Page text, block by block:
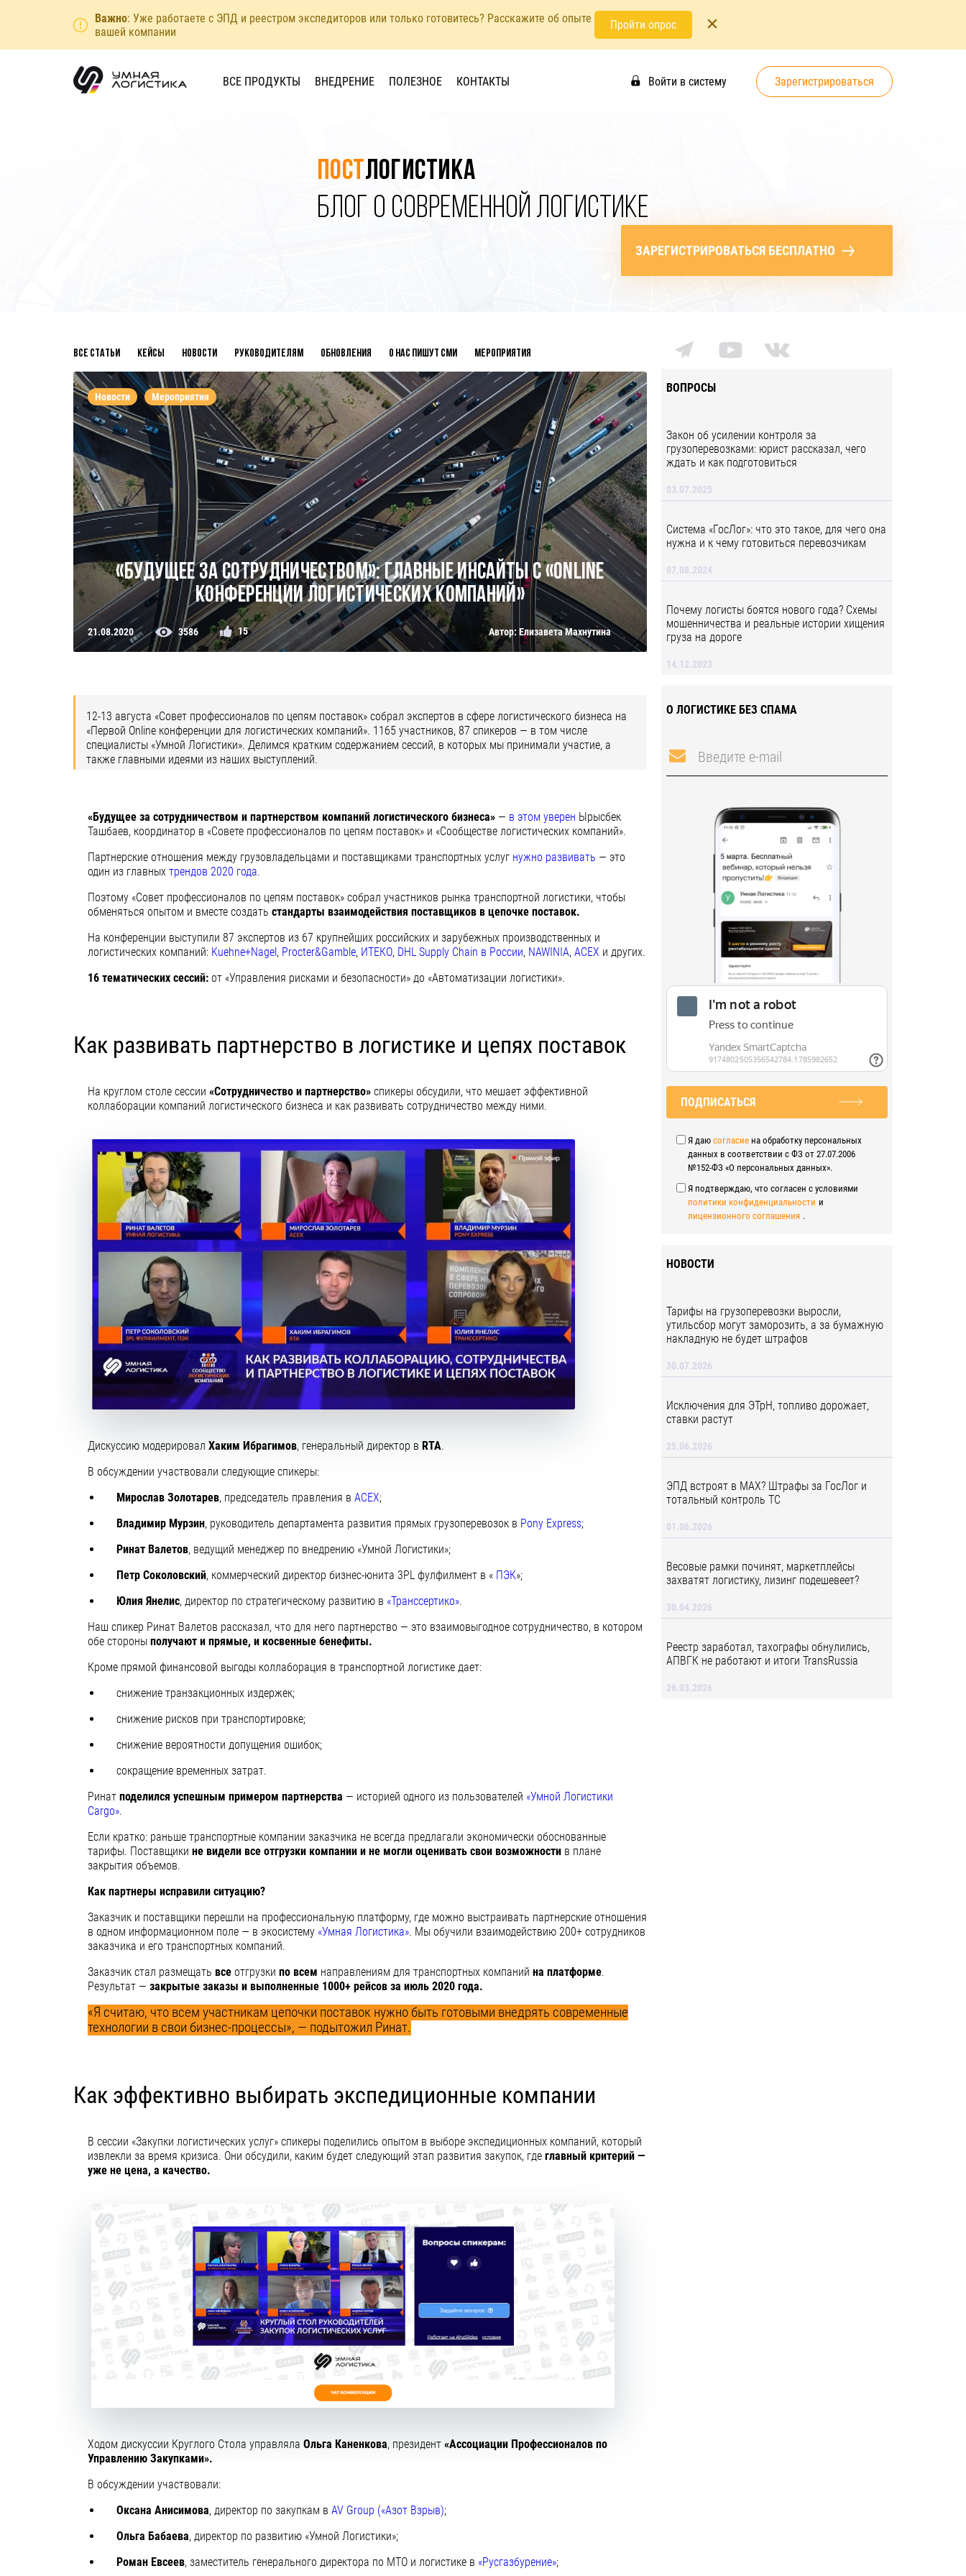
Важно: Уже работаете с ЭПД и реестром экспедиторов или только готовитесь? Расскажите об опыте
вашей компании
Пройти опрос
ВСЕ ПРОДУКТЫ ВНЕДРЕНИЕ ПОЛЕЗНОЕ КОНТАКТЫ Войти в систему Зарегистрироваться
Пост логистика
БЛОГ О СОВРЕМЕННОЙ ЛОГИСТИКЕ
ЗАРЕГИСТРИРОВАТЬСЯ БЕСПЛАТНО
Все статьи Кейсы Новости Руководителям Обновления О нас пишут СМИ Мероприятия
Новости Мероприятия
«Будущее за сотрудничеством»: главные инсайты с «Online
конференции логистических компаний»
21.08.2020 3586 15 Автор: Елизавета Махнутина
12-13 августа «Совет профессионалов по цепям поставок» собрал экспертов в сфере логистического бизнеса на
«Первой Online конференции для логистических компаний». 1165 участников, 87 спикеров — в том числе
специалисты «Умной Логистики». Делимся кратким содержанием сессий, в которых мы принимали участие, а
также главными идеями из наших выступлений.
«Будущее за сотрудничеством и партнерством компаний логистического бизнеса» — в этом уверен Ырысбек
Ташбаев, координатор в «Совете профессионалов по цепям поставок» и «Сообществе логистических компаний».
Партнерские отношения между грузовладельцами и поставщиками транспортных услуг нужно развивать — это
один из главных трендов 2020 года.
Поэтому «Совет профессионалов по цепям поставок» собрал участников рынка транспортной логистики, чтобы
обменяться опытом и вместе создать стандарты взаимодействия поставщиков в цепочке поставок.
На конференции выступили 87 экспертов из 67 крупнейших российских и зарубежных производственных и
логистических компаний: Kuehne+Nagel, Procter&Gamble, ИТЕКО, DHL Supply Chain в России, NAWINIA, ACEX и других.
16 тематических сессий: от «Управления рисками и безопасности» до «Автоматизации логистики».
Как развивать партнерство в логистике и цепях поставок
На круглом столе сессии «Сотрудничество и партнерство» спикеры обсудили, что мешает эффективной
коллаборации компаний логистического бизнеса и как развивать сотрудничество между ними.
Дискуссию модерировал Хаким Ибрагимов, генеральный директор в RTA.
В обсуждении участвовали следующие спикеры:
Мирослав Золотарев, председатель правления в ACEX;
Владимир Мурзин, руководитель департамента развития прямых грузоперевозок в Pony Express;
Ринат Валетов, ведущий менеджер по внедрению «Умной Логистики»;
Петр Соколовский, коммерческий директор бизнес-юнита 3PL фулфилмент в « ПЭК»;
Юлия Янелис, директор по стратегическому развитию в «Транссертико».
Наш спикер Ринат Валетов рассказал, что для него партнерство — это взаимовыгодное сотрудничество, в котором
обе стороны получают и прямые, и косвенные бенефиты.
Кроме прямой финансовой выгоды коллаборация в транспортной логистике дает:
снижение транзакционных издержек;
снижение рисков при транспортировке;
снижение вероятности допущения ошибок;
сокращение временных затрат.
Ринат поделился успешным примером партнерства — историей одного из пользователей «Умной Логистики
Cargo».
Если кратко: раньше транспортные компании заказчика не всегда предлагали экономически обоснованные
тарифы. Поставщики не видели все отгрузки компании и не могли оценивать свои возможности в плане
закрытия объемов.
Как партнеры исправили ситуацию?
Заказчик и поставщики перешли на профессиональную платформу, где можно выстраивать партнерские отношения
в одном информационном поле — в экосистему «Умная Логистика». Мы обучили взаимодействию 200+ сотрудников
заказчика и его транспортных компаний.
Заказчик стал размещать все отгрузки по всем направлениям для транспортных компаний на платформе.
Результат — закрытые заказы и выполненные 1000+ рейсов за июль 2020 года.
«Я считаю, что всем участникам цепочки поставок нужно быть готовыми внедрять современные
технологии в свои бизнес-процессы», — подытожил Ринат.
Как эффективно выбирать экспедиционные компании
В сессии «Закупки логистических услуг» спикеры поделились опытом в выборе экспедиционных компаний, который
извлекли за время кризиса. Они обсудили, каким будет следующий этап развития закупок, где главный критерий —
уже не цена, а качество.
Ходом дискуссии Круглого Стола управляла Ольга Каненкова, президент «Ассоциации Профессионалов по
Управлению Закупками».
В обсуждении участвовали:
Оксана Анисимова, директор по закупкам в AV Group («Азот Взрыв);
Ольга Бабаева, директор по развитию «Умной Логистики»;
Роман Евсеев, заместитель генерального директора по МТО и логистике в «Русгазбурение»;
ВОПРОСЫ
Закон об усилении контроля за
грузоперевозками: юрист рассказал, чего
ждать и как подготовиться
03.07.2025
Система «ГосЛог»: что это такое, для чего она
нужна и к чему готовиться перевозчикам
07.08.2024
Почему логисты боятся нового года? Схемы
мошенничества и реальные истории хищения
груза на дороге
14.12.2023
О ЛОГИСТИКЕ БЕЗ СПАМА
ПОДПИСАТЬСЯ
Я даю согласие на обработку персональных
данных в соответствии с ФЗ от 27.07.2006
№152-ФЗ «О персональных данных».
Я подтверждаю, что согласен с условиями
политики конфиденциальности и
лицензионного соглашения .
НОВОСТИ
Тарифы на грузоперевозки выросли,
утильсбор могут заморозить, а за бумажную
накладную не будет штрафов
30.07.2026
Исключения для ЭТрН, топливо дорожает,
ставки растут
25.06.2026
ЭПД встроят в MAX? Штрафы за ГосЛог и
тотальный контроль ТС
01.06.2026
Весовые рамки починят, маркетплейсы
захватят логистику, лизинг подешевеет?
30.04.2026
Реестр заработал, тахографы обнулились,
АПВГК не работают и итоги TransRussia
26.03.2026